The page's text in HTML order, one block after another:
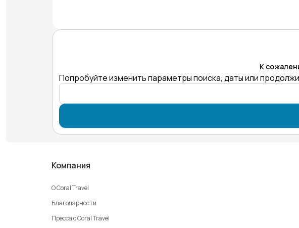
К
Попробуйте изменить параметры поиска, даты или
Компания
О Coral Travel
Благодарности
Пресса о Coral Travel